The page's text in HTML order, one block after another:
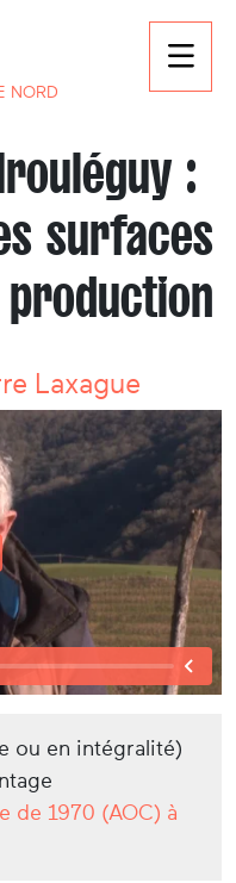
NORD
:
surfaces
Laxague
ou en intégralité)
de 1970 (AOC) à